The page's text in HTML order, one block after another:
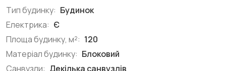
Тип будинку: Будинок
Електрика: Є
Площа будинку, м²: 120
Матеріал будинку: Блоковий
Санвузли: Декілька санвузлів